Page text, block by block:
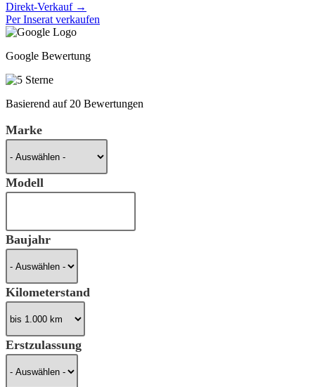
Direkt-Verkauf →
Per Inserat verkaufen
Google Bewertung
Basierend auf 20 Bewertungen
Marke
Modell
Baujahr
Kilometerstand
Erstzulassung